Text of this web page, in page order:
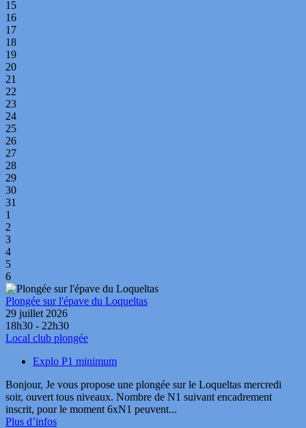
15
16
17
18
19
20
21
22
23
24
25
26
27
28
29
30
31
1
2
3
4
5
6
Plongée sur l'épave du Loqueltas
29 juillet 2026
18h30 - 22h30
Local club plongée
Explo P1 minimum
Bonjour, Je vous propose une plongée sur le Loqueltas mercredi
soir, ouvert tous niveaux. Nombre de N1 suivant encadrement
inscrit, pour le moment 6xN1 peuvent...
Plus d’infos